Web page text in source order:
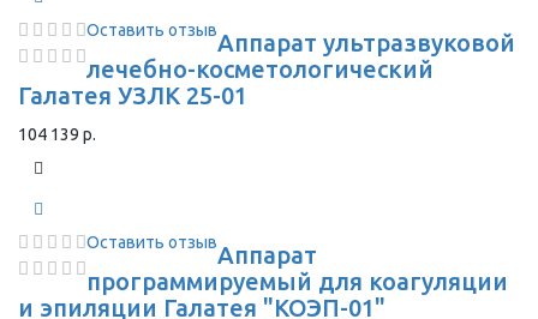
Оставить отзывАппарат ультразвуковой
лечебно-косметологический
Галатея УЗЛК 25-01
104 139 р.
Оставить отзывАппарат
программируемый для коагуляции
и эпиляции Галатея "КОЭП-01"